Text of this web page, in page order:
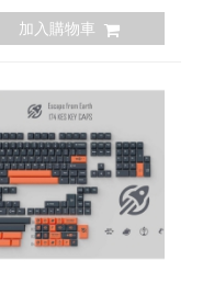
加入購物車